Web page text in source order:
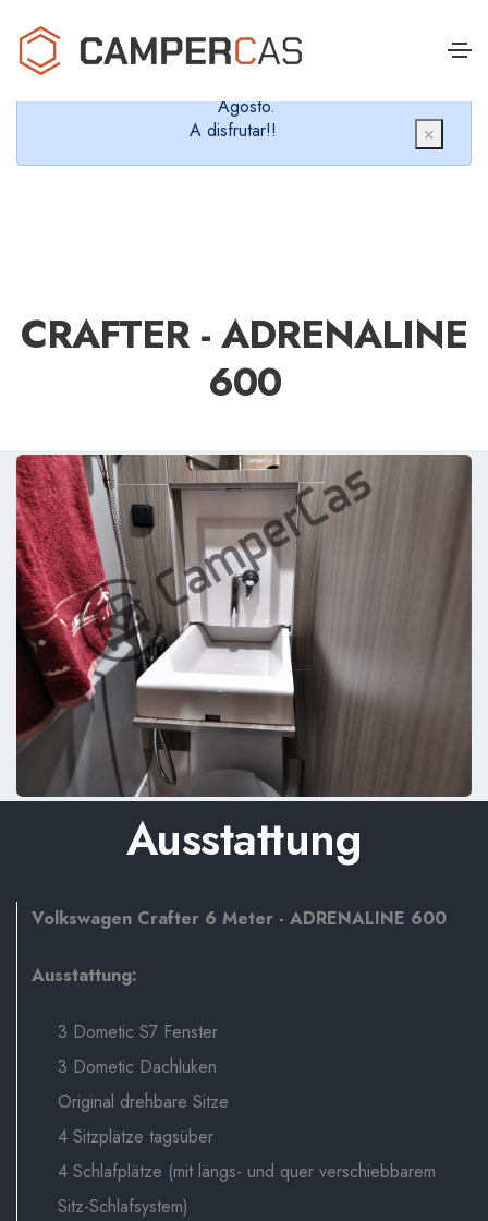
Cerramos en verano, que nos queremos dar un
chapuzón y refrescarnos.
Agosto.
A disfrutar!!
×
CRAFTER - ADRENALINE
600
Ausstattung
Volkswagen Crafter 6 Meter - ADRENALINE 600
Ausstattung:
3 Dometic S7 Fenster
3 Dometic Dachluken
Original drehbare Sitze
4 Sitzplätze tagsüber
4 Schlafplätze (mit längs- und quer verschiebbarem
Sitz-Schlafsystem)